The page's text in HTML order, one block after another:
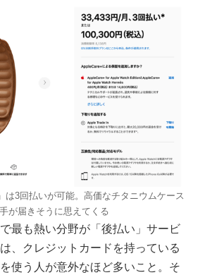
は3回払いが可能。高価なチタニウムケース
が届きそうに思えてくる
最も熱い分野が「後払い」サービ
、クレジットカードを持っている
使う人が意外なほど多いこと。そ